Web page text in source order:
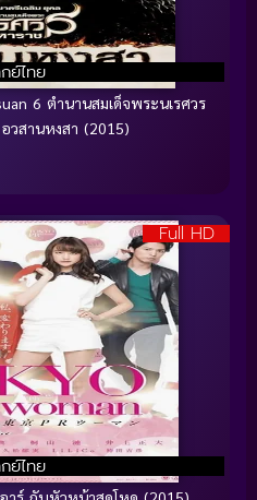
ย์ไทย
6 ตำนานสมเด็จพระนเรศวร
วสานหงสา (2015)
Full HD
ย์ไทย